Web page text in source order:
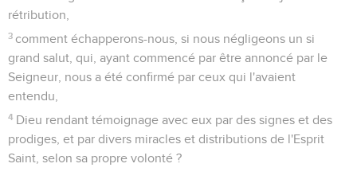
18 Car, en ce qu'il a souffert lui-même, étant tenté, il est à
même de secourir ceux qui sont tentés.
Hébreux 3
Seuls les Évangiles sont disponibles en vidéo pour le moment.
Jésus est supérieur à Moïse